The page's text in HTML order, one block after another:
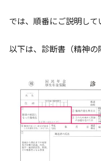
では、順番にご説明して
以下は、診断書（精神の